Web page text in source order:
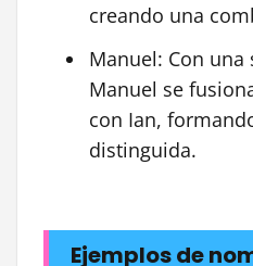
creando una
Manuel: Con
Manuel se
con Ian,
distinguida.
Ejemplos de